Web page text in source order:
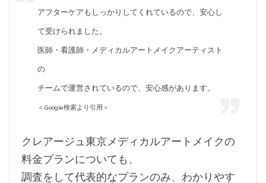
アフターケアもしっかりしてくれているので、安心し
て受けられました。
医師・看護師・メディカルアートメイクアーティスト
の
チームで運営されているので、安心感があります。
＜Google検索より引用＞
クレアージュ東京メディカルアートメイクの
料金プランについても、
調査をして代表的なプランのみ、わかりやす